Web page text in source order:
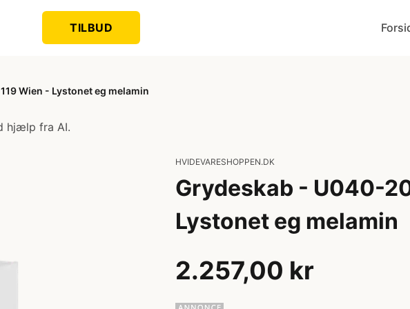
TILBUD
Wien - Lystonet eg melamin
hjælp fra AI.
HVIDEVARESHOPPEN.DK
Grydeskab - U040-
Lystonet eg melamin
2.257,00 kr